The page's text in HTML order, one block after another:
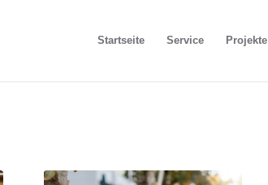
Startseite Service Projekte